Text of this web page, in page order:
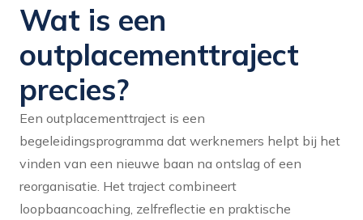
Wat is een
outplacementtraject
precies?
Een outplacementtraject is een
begeleidingsprogramma dat werknemers helpt bij het
vinden van een nieuwe baan na ontslag of een
reorganisatie. Het traject combineert
loopbaancoaching, zelfreflectie en praktische